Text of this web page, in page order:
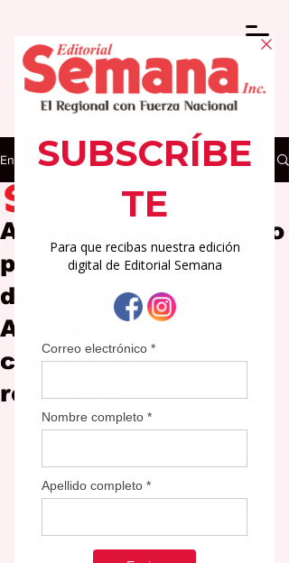
Entrada
Alcaldesa de Naguabo
participa en reunión
de la Asociación de
Alcaldes con el
comisionado
residente
2 min de lectura